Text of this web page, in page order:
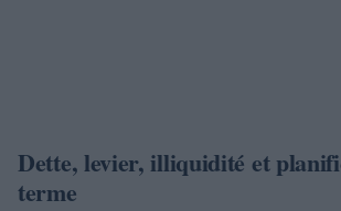
Dette, levier, illiquidité et
terme